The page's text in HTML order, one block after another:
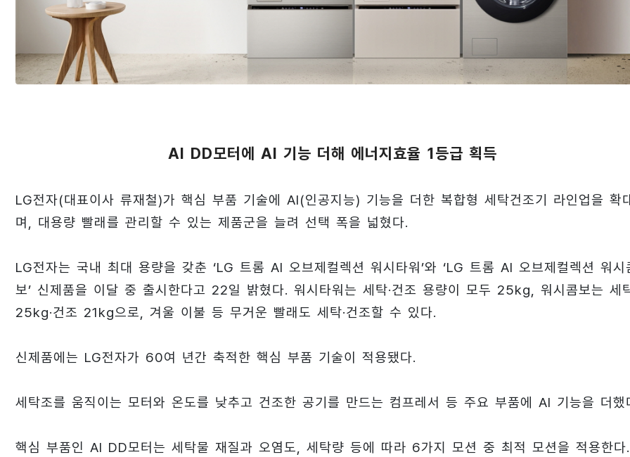
AI DD모터에 AI 기능 더해 에너지효율 1등급 획득
LG전자(대표이사 류재철)가 핵심 부품 기술에 AI(인공지능) 기능을 더한 복합형 세탁건조기 라인업을 확
며, 대용량 빨래를 관리할 수 있는 제품군을 늘려 선택 폭을 넓혔다.
LG전자는 국내 최대 용량을 갖춘 ‘LG 트롬 AI 오브제컬렉션 워시타워’와 ‘LG 트롬 AI 오브제컬렉션 워시
보’ 신제품을 이달 중 출시한다고 22일 밝혔다. 워시타워는 세탁·건조 용량이 모두 25kg, 워시콤보는 세
25kg·건조 21kg으로, 겨울 이불 등 무거운 빨래도 세탁·건조할 수 있다.
신제품에는 LG전자가 60여 년간 축적한 핵심 부품 기술이 적용됐다.
세탁조를 움직이는 모터와 온도를 낮추고 건조한 공기를 만드는 컴프레서 등 주요 부품에 AI 기능을 더했
핵심 부품인 AI DD모터는 세탁물 재질과 오염도, 세탁량 등에 따라 6가지 모션 중 최적 모션을 적용한다.